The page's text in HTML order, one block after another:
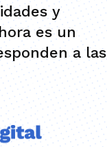
y
es un
a las